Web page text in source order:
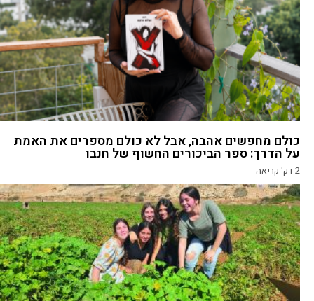
כולם מחפשים אהבה, אבל לא כולם מספרים את האמת
על הדרך: ספר הביכורים החשוף של חנבו
2דק' קריאה